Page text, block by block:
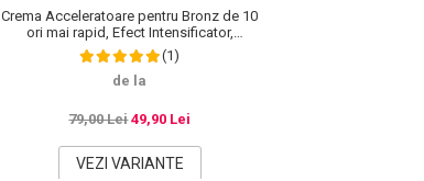
Crema Acceleratoare pentru Bronz de 10
ori mai rapid, Efect Intensificator,
Ingrediente 100% Naturale, Frovetani, 100 g
(1)
de la
79,00 Lei 49,90 Lei
VEZI VARIANTE